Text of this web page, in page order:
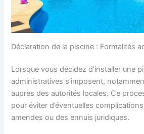
Déclaration de la piscine : Formalités
Lorsque vous décidez d’installer une
administratives s’imposent,
auprès des autorités locales. Ce
pour éviter d’éventuelles
amendes ou des ennuis juridiques.